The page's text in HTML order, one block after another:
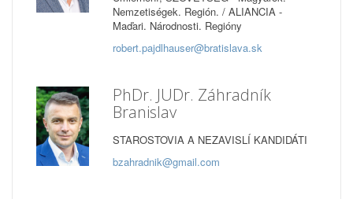
Nemzetiségek. Región. / ALIANCIA -
Maďari. Národnosti. Regióny
robert.pajdlhauser@bratislava.sk
PhDr. JUDr. Záhradník
Branislav
STAROSTOVIA A NEZAVISLÍ KANDIDÁTI
bzahradnik@gmail.com